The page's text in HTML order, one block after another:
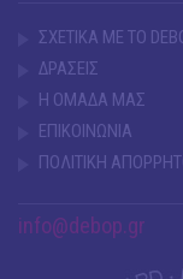
ΣΧΕΤΙΚΑ ΜΕ ΤΟ
ΔΡΑΣΕΙΣ
Η ΟΜΑΔΑ ΜΑΣ
ΕΠΙΚΟΙΝΩΝΙΑ
ΠΟΛΙΤΙΚΗ
info@debop.gr